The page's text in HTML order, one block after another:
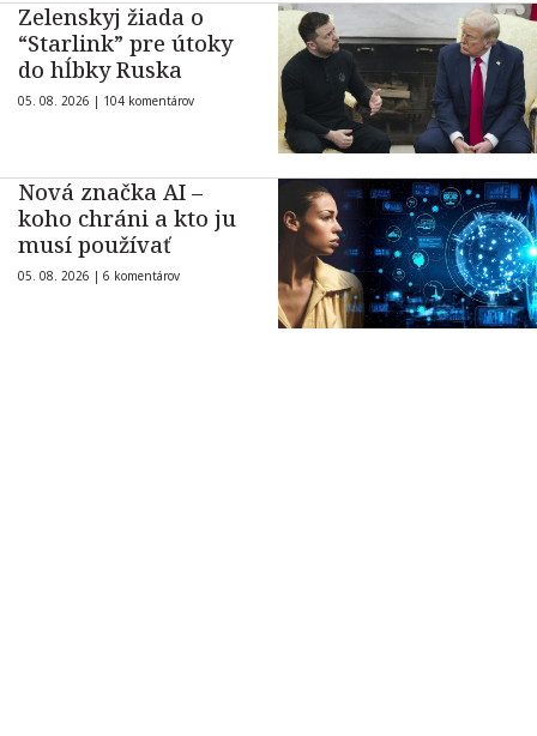
Zelenskyj žiada o
“Starlink” pre útoky
do hĺbky Ruska
05. 08. 2026 | 104 komentárov
Nová značka AI –
koho chráni a kto ju
musí používať
05. 08. 2026 | 6 komentárov